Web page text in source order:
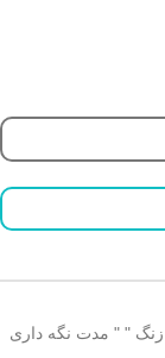
زنگ " " مدت نگه داری